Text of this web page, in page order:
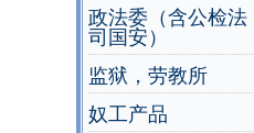
政法委（含公检法
司国安）
监狱，劳教所
奴工产品